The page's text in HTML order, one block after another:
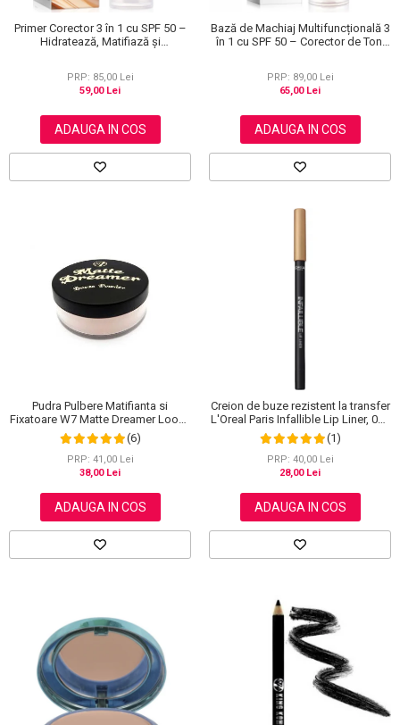
Primer Corector 3 în 1 cu SPF 50 –
Hidratează, Matifiază și
PRP: 85,00 Lei
59,00 Lei
ADAUGA IN COS
Bază de Machiaj Multifuncțională 3
în 1 cu SPF 50 – Corector de Ton,
PRP: 89,00 Lei
65,00 Lei
ADAUGA IN COS
Pudra Pulbere Matifianta si
Fixatoare W7 Matte Dreamer Loose
Powder - Classy Cameo, 20g
(6)
PRP: 41,00 Lei
38,00 Lei
ADAUGA IN COS
Creion de buze rezistent la transfer
L'Oreal Paris Infallible Lip Liner, 001
Highlight On Point
(1)
PRP: 40,00 Lei
28,00 Lei
ADAUGA IN COS